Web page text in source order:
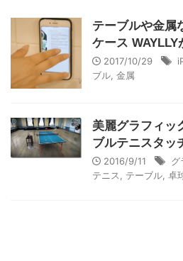
テーブルや金属
ケース WAYLLY
2017/10/29
ブル 金属
美麗グラフィッ
ブルテニスタッ
2016/9/11 グ
テニス
テーブル 卓